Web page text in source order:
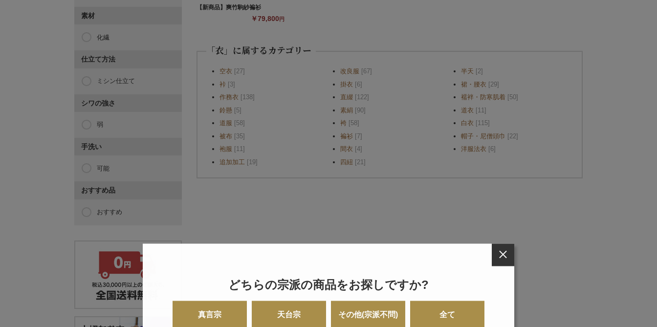
【新商品】爽竹駒紗褊衫
￥79,800 円
「衣」に属するカテゴリー
空衣 [27] 改良服 [67] 半天 [2]
裃 [3] 掛衣 [6] 裙・腰衣 [29]
作務衣 [138] 直綴 [122] 襦袢・防寒肌着 [50]
鈴懸 [5] 素絹 [90] 道衣 [11]
道服 [58] 袴 [58] 白衣 [115]
被布 [35] 褊衫 [7] 帽子・尼僧頭巾 [22]
袍服 [11] 間衣 [4] 洋服法衣 [6]
追加加工 [19] 四紐 [21]
素材
化繊
仕立て方法
ミシン仕立て
シワの強さ
弱
手洗い
可能
おすすめ品
おすすめ
どちらの宗派の商品をお探しですか?
真言宗 天台宗 その他(宗派不問) 全て